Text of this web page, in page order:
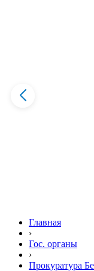
Главная
›
Гос. органы
›
Прокуратура